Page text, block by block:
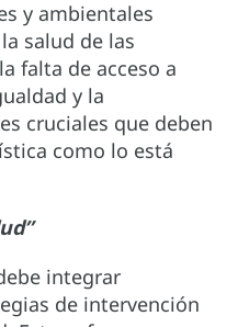
y ambientales
salud de las
falta de acceso a
y la
cruciales que deben
como lo está
integrar
de intervención